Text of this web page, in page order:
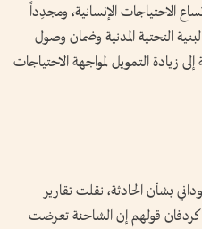
الاحتياجات الإنسانية، ومجدِداً
التحتية المدنية وضمان وصول
زيادة التمويل لمواجهة الاحتياجات
بشأن الحادثة، نقلت تقارير
قولهم إن الشاحنة تعرضت